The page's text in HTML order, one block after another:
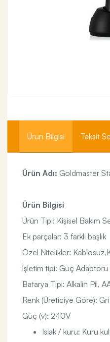
Ürün Bilgisi Taksit
Ürün Adı: Goldmaster
Ürün Bilgisi
Ürün Tipi: Kişisel Bakım
Ek parçalar: 3 farklı başlık
Özel Nitelikler:
İşletim tipi: Güç Adaptörü
Batarya Tipi: Alkalin Pil,
Renk (Üreticiye Göre):
Güç (v): 240V
Islak / kuru: Kuru